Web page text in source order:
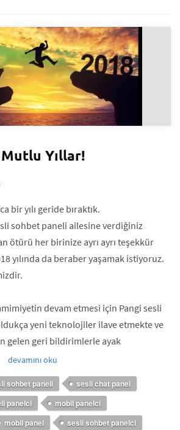
Mutlu Yıllar!
bir yılı geride bıraktık.
sohbet paneli ailesine verdiğiniz
ötürü her birinize ayrı ayrı teşekkür
yılında da beraber yaşamak istiyoruz.
devam etmesi için Pangi sesli
yeni teknolojiler ilave etmekte ve
gelen geri bildirimlerle ayak
devamını oku
sohbet paneli
sesli chat panel
panelci
mobil panelci
mobil panel sesli sohbet panelci